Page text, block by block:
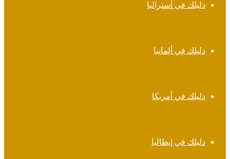
دليلك في أستراليا
دليلك في ألمانيا
دليلك في أمريكا
دليلك في إيطاليا